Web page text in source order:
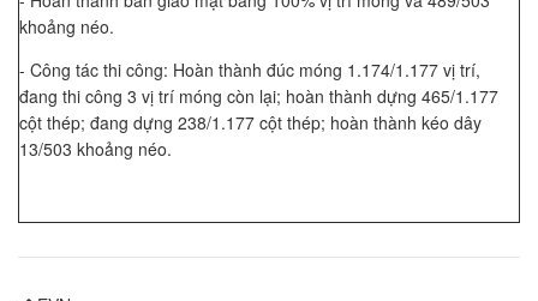
khoảng néo.
- Công tác thi công: Hoàn thành đúc móng 1.174/1.177 vị trí,
đang thi công 3 vị trí móng còn lại; hoàn thành dựng 465/1.177
cột thép; đang dựng 238/1.177 cột thép; hoàn thành kéo dây
13/503 khoảng néo.